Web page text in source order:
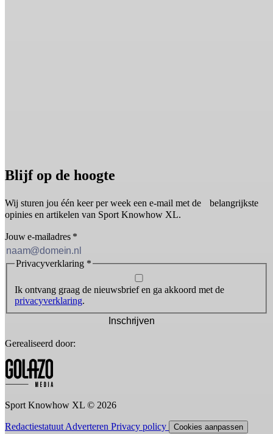
Blijf op de hoogte
Wij sturen jou één keer per week een e-mail met de belangrijkste
opinies en artikelen van Sport Knowhow XL.
Jouw e-mailadres *
Privacyverklaring *
Ik ontvang graag de nieuwsbrief en ga akkoord met de
privacyverklaring.
Inschrijven
Gerealiseerd door:
Sport Knowhow XL © 2026
Redactiestatuut Adverteren Privacy policy Cookies aanpassen